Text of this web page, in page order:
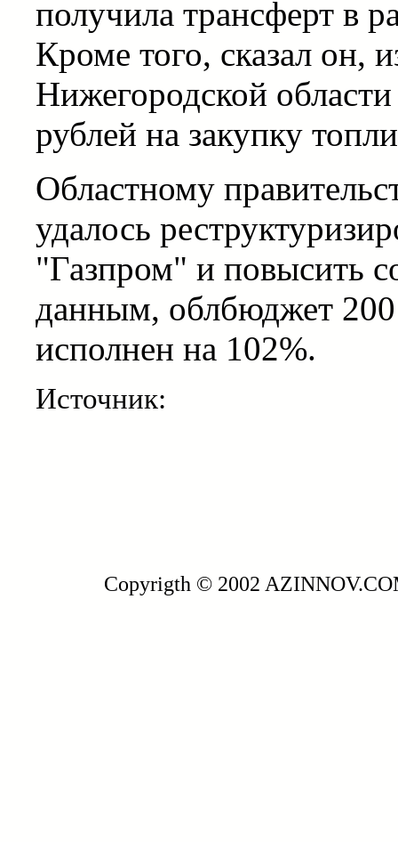
получила трансферт в
Кроме того, сказал он,
Нижегородской
рублей на закупку
Областному
удалось
"Газпром" и повысить
данным, облбюджет
исполнен на 102%.
Источник:
Copyrigth © 2002